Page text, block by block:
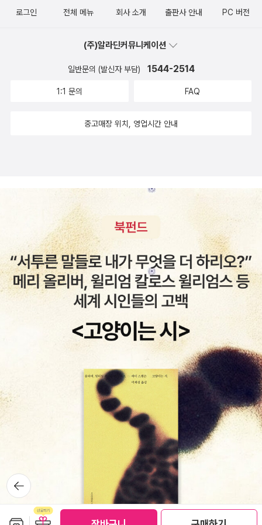
회하는 경우가 있다. 만약 그랬었더라면 더 좋은 결과를 만들었을
겨진 법칙들을 알고 있었으면 어떤 결과를 만들 수 있었을까? 무
세상의 이면에 흐르는 사회적 현상을 이해하고 공부하는 것은 무
척 중요하다. 개인의 정체성은 사회적 환경에 따라 지속적인 변화
혜로 가득하다. 한번 읽고 이해한다면 다독하고 자신의 것으로 만
탕으로 하고 있다.🔖p210 세상 모든 것은 변한다. 변하지 않는
이클을 피할 수 없다.🔖p329 '열역학 법칙'이 우리에게 가르쳐주
는 교훈은 세상에 대가를 치르지 않고 얻는 것은 없다는 사실이
다.🔖p351 한 나라를 지배하는 계층이나 정책은 '확률 게임'을 해
게 된다. 재미있는 것은 역사적으로 쿠데타에 성공한 그룹은 가장
독카독 에서 ✨️'침묵은 곧 동의다'의 단테의 법칙 발제로 학교폭
력을 목격했다면 신고할 것인지, 아이가 알면서도 모른척하고 있
다는 사실을 알았을 때 어른들의 대처와 어떤 이야기들을 해주어
야 하는지에 대한 이야기를 나누고 ✨️활주로 이론, 퀸텀 점프 이
론, 일만 시간의 법칙을 연결해 도전과 실패, 포기에 대한 이야기
도 나누었고✨️마지막으로 리뷰를 통한 토론으로 우리가 처한 상
황에 절실히 다가오는 법칙들과 현상들에서 우린 반성했고 안타
까워했으며 뒤늦은 후회를 했다.
뛰는 것이고, 지식은 나는 것이다'란 문장으로 정리하고 있는 까
다. 학문의 어느 분야든 깊이 공부하면 법칙, 즉 ‘모든 사물과 현
계’가 보인다고 한다. 한의학을 공부한 사람들은 사람의 걸음걸이
만 보고도 그 사람이 앓고 있는 병을 거의 진단할 수 있고, 구두
알 수 있다. 유명한 추리소설 작가 시드니 셀던은 그의 작품에서
그럴싸하게 제시하는 사람이, 대부분 범인이라고 한다. 완벽함 속
에 오히려 허점이 있다는 것이다.세상 일이 뜻대로 안 된다고 한
탄하는 사람이 있다. 반대로 어떤 사람은 성공의 혜택을 누리고
있다. 같은 일을 하면서 어떤 사람은 성공하고, 어떤 사람은 실패
하는 걸까? 우리 삶의 모든 변화는 변화의 패턴을 읽어내는 사람
과 읽지 못한 채 시도하는 사람, 두 종류 사람의 노력의 결과이다.
이 모든 결과는 성공한 사람이 들인 노력과 실패한 사람의 노력이
다. 다만 이 법칙들이 예외가 있다면 노력의 차이일 뿐이다. 이 책
은 누군가 밝혀 낸 세상의 법칙들을 잊고 지내는 사람들이 꼭 읽
고 뇌리에 담아야 할 사람들에게 권유하는 세상의 법칙을 묶어 독
자들에게 선보인다. 처음 읽는 사람에겐 시크릿이고, 두 번 읽은
사람에겐 상식이 될 것이다. 만약 세 번을 읽는다면 그것은 이미
뇌속에 깊숙이 들어앉은 세상의 섭리가 될 것으로 독자는 믿는다.
'세상을 읽자. 필연적인 불변의 관계, 법칙의 관점에서 우리 삶의
현재와 미래를 내다보자'는 캐치프레이즈는 고대이든, 오늘날 세
상을 살아가는 현대인들이든 모두에게 불변의 원칙이다. ‘세상의
법칙을 읽을 수 있다면, 훨씬 더 성공적인 삶을 만들어갈 수 있지
않을까’ 하는 생각이 가능하게 해준다.앞서 언급한 대로 이 책은
하인리히 법칙에서부터 깨진 유리창의 법칙까지, 이 세상을 지배
뒤로가
기
로그인 전체 메뉴 회사 소개 출판사 안내 PC 버전
(주)알라딘커뮤니케이션
일반문의 (발신자 부담) 1544-2514
1:1 문의 FAQ
중고매장 위치, 영업시간 안내